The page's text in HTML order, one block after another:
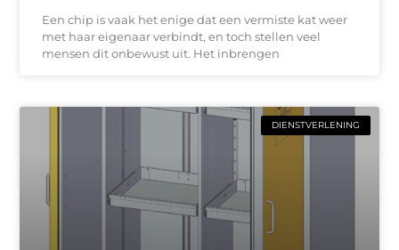
Een chip is vaak het enige dat een vermiste kat weer
met haar eigenaar verbindt, en toch stellen veel
mensen dit onbewust uit. Het inbrengen
DIENSTVERLENING